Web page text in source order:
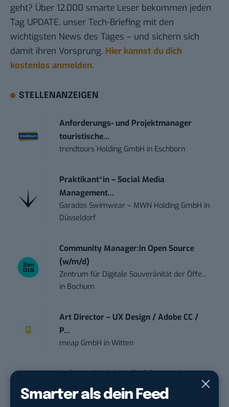
Smarter als dein Feed
geht? Über 12.000 smarte Leser bekommen jeden
Tag UPDATE, unser Tech-Briefing mit den
wichtigsten News des Tages – und sichern sich
damit ihren Vorsprung. Hier kannst du dich
kostenlos anmelden.
STELLENANZEIGEN
Anforderungs- und Projektmanager
touristische...
trendtours Holding GmbH in Eschborn
Praktikant*in – Social Media
Management...
Garados Swimwear – MWN Holding GmbH in
Düsseldorf
Community Manager:in Open Source
(w/m/d)
Zentrum für Digitale Souveränität der Öffe...
in Bochum
Art Director – UX Design / Adobe CC /
P...
meap GmbH inWitten
Referent Social Media / Content Creator
(w/m/d)
Actemium Service GmbHinDüsseldorf